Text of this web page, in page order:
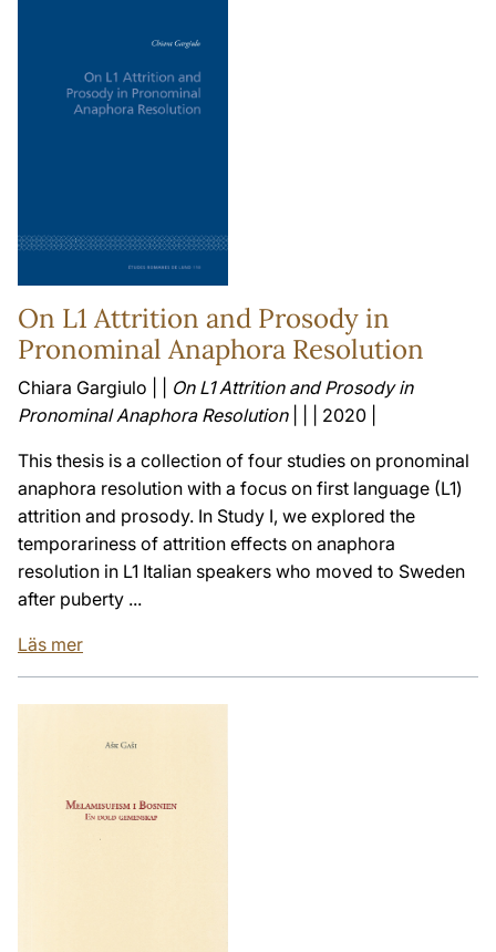
On L1 Attrition and Prosody in
Pronominal Anaphora Resolution
Chiara Gargiulo | | On L1 Attrition and Prosody in
Pronominal Anaphora Resolution| | | 2020 |
This thesis is a collection of four studies on pronominal
anaphora resolution with a focus on first language (L1)
attrition and prosody. In Study I, we explored the
temporariness of attrition effects on anaphora
resolution in L1 Italian speakers who moved to Sweden
after puberty ...
Läs mer